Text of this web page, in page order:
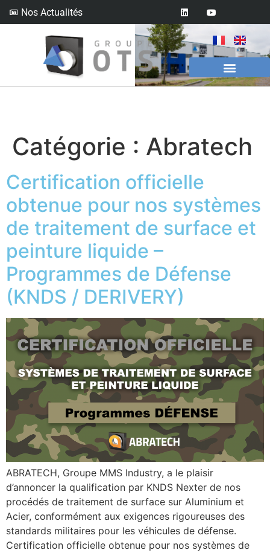
Nos Actualités
Catégorie : Abratech
Certification officielle
obtenue pour nos systèmes
de traitement de surface et
peinture liquide –
Programmes de Défense
(KNDS / DERIVERY)
ABRATECH, Groupe MMS Industry, a le plaisir
d’annoncer la qualification par KNDS Nexter de nos
procédés de traitement de surface sur Aluminium et
Acier, conformément aux exigences rigoureuses des
standards militaires pour les véhicules de défense.
Certification officielle obtenue pour nos systèmes de